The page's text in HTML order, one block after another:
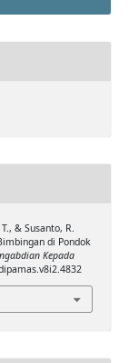
& Susanto, R.
di Pondok
Kepada